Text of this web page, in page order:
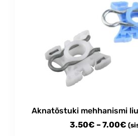
Aknatõstuki mehhanismi
3.50€ –7.00€